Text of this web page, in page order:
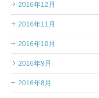
2016年12月
2016年11月
2016年10月
2016年9月
2016年8月